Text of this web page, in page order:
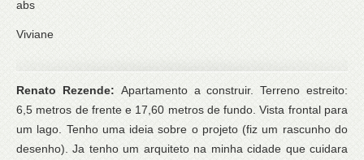
abs
Viviane
Renato Rezende: Apartamento a construir. Terreno estreito:
6,5 metros de frente e 17,60 metros de fundo. Vista frontal para
um lago. Tenho uma ideia sobre o projeto (fiz um rascunho do
desenho). Ja tenho um arquiteto na minha cidade que cuidara